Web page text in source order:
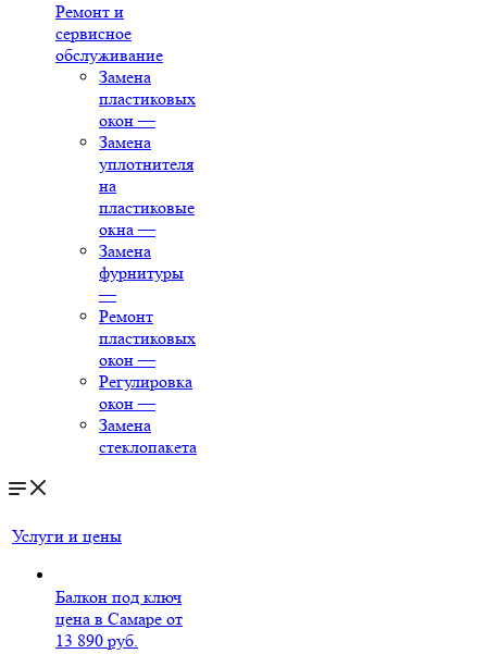
Ремонт и
сервисное
обслуживание
Замена
пластиковых
окон —
Замена
уплотнителя
на
пластиковые
окна —
Замена
фурнитуры
—
Ремонт
пластиковых
окон —
Регулировка
окон —
Замена
стеклопакета
Услуги и цены
Балкон под ключ
цена в Самаре от
13 890 руб.